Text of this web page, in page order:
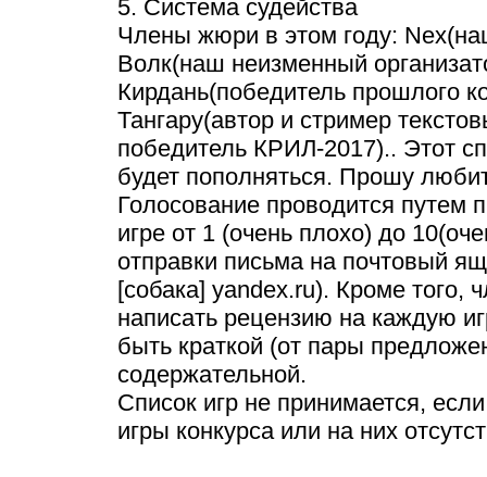
5. Система судейства
Члены жюри в этом году:
Волк(наш неизменный
Кирдань(победитель прошлого
Тангару(автор и стример
победитель КРИЛ-2017).. Этот
будет пополняться. Прошу
Голосование проводится путем
игре от 1 (очень плохо) до
отправки письма на почтовый
[собака] yandex.ru). Кроме того,
написать рецензию на каждую
быть краткой (от пары
содержательной.
Список игр не принимается,
игры конкурса или на них